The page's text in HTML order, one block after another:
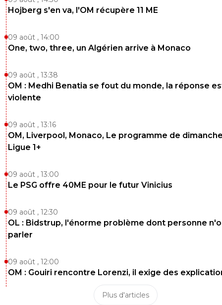
Hojberg s'en va, l'OM récupère 11 ME
09 août , 14:00
One, two, three, un Algérien arrive à Monaco
09 août , 13:38
OM : Medhi Benatia se fout du monde, la réponse
violente
09 août , 13:16
OM, Liverpool, Monaco, Le programme de
Ligue 1+
09 août , 13:00
Le PSG offre 40ME pour le futur Vinicius
09 août , 12:30
OL : Bidstrup, l'énorme problème dont personne
parler
09 août , 12:00
OM : Gouiri rencontre Lorenzi, il exige des
Plus d'articles